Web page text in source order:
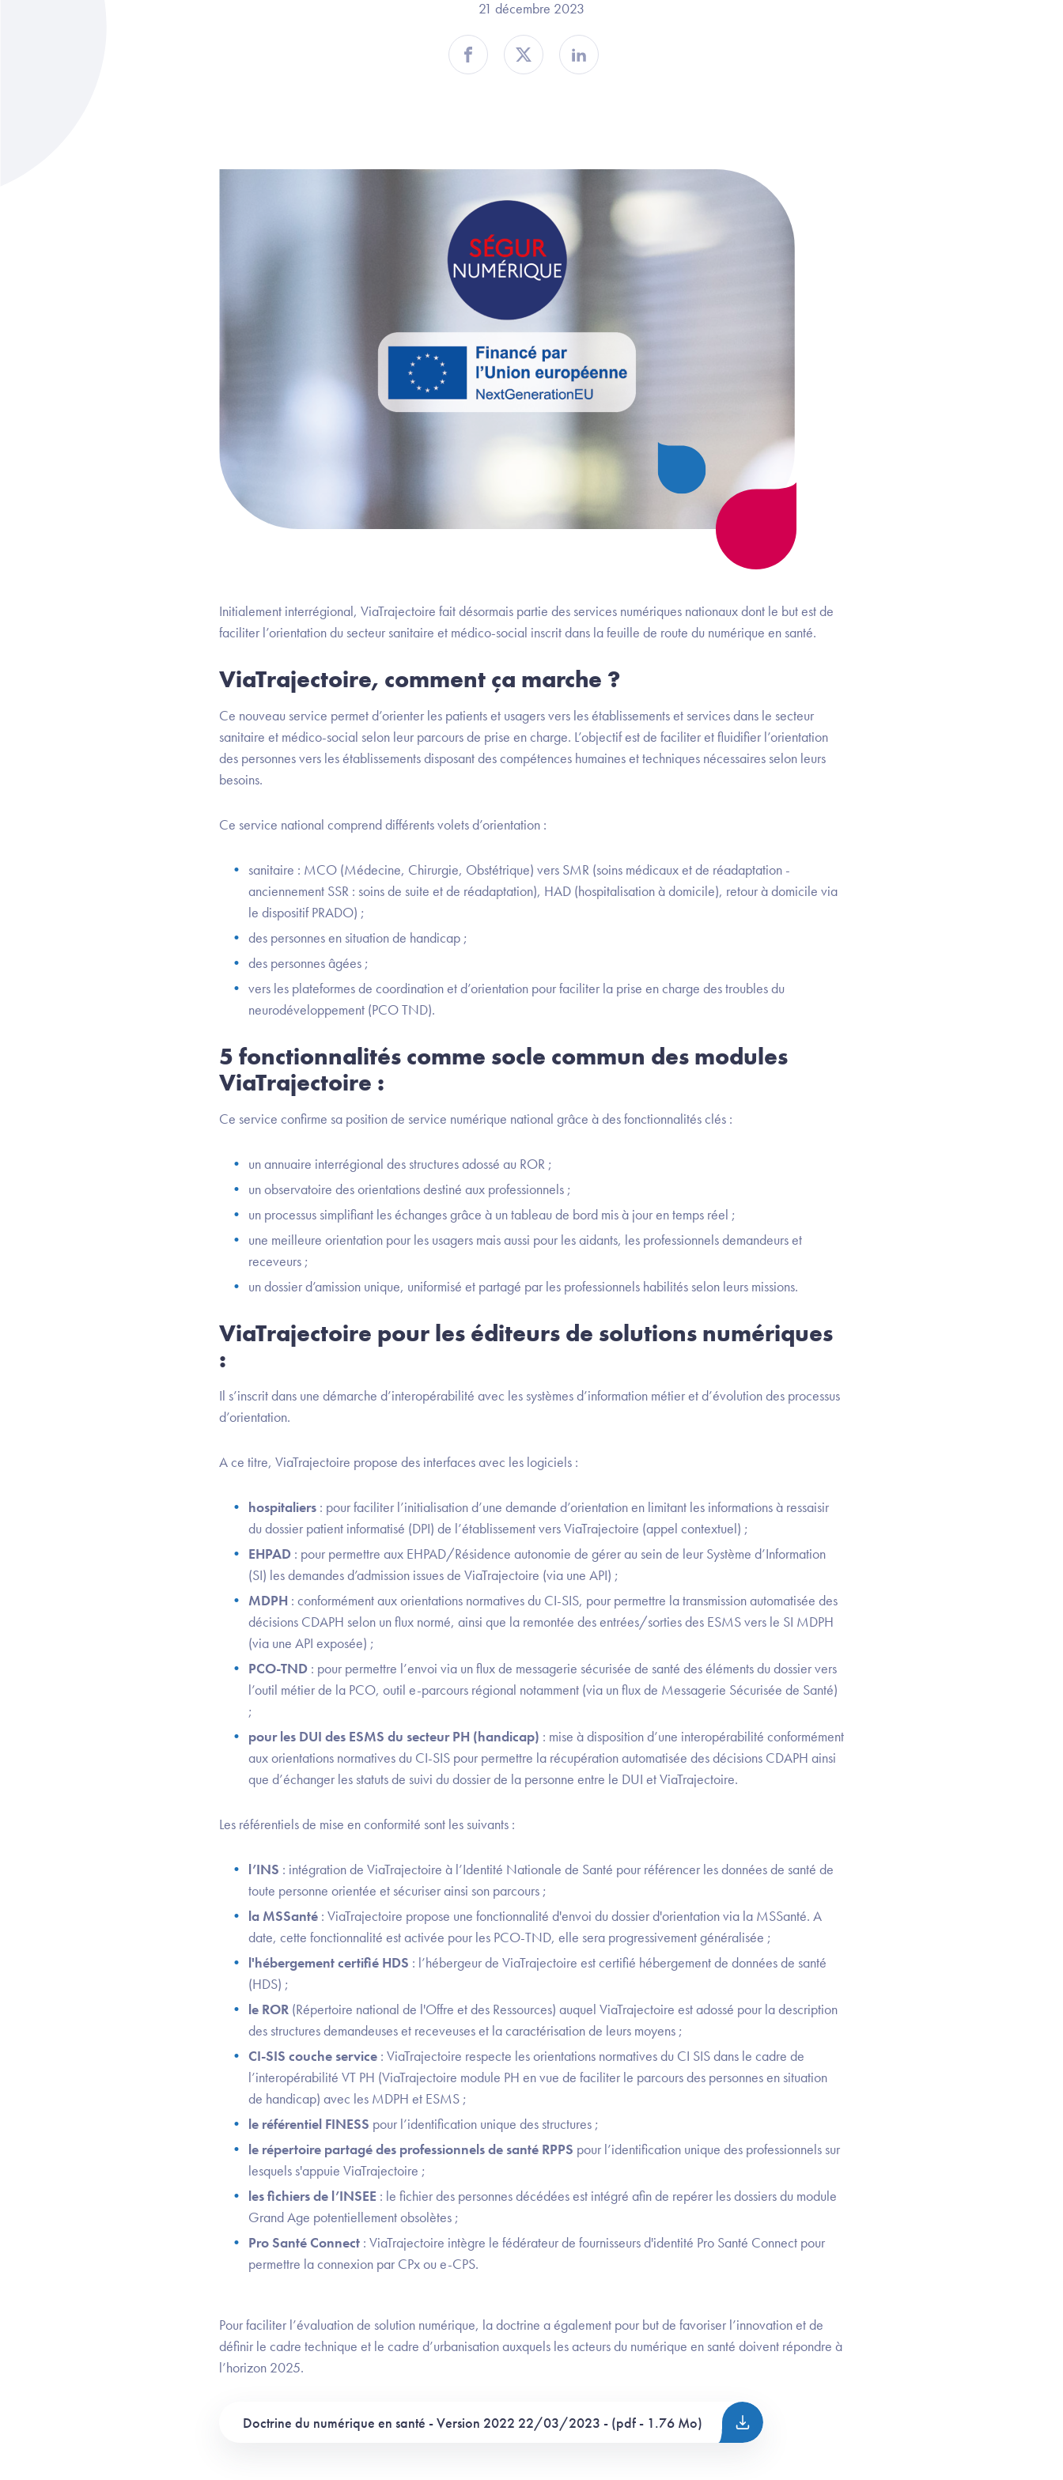
21 décembre 2023
Partager sur Facebook
Partager sur TwitterPartager sur Linkedin
Initialement interrégional, ViaTrajectoire fait désormais partie des services numériques nationaux dont le but est de
faciliter l’orientation du secteur sanitaire et médico-social inscrit dans la feuille de route du numérique en santé.
ViaTrajectoire, comment ça marche ?
Ce nouveau service permet d’orienter les patients et usagers vers les établissements et services dans le secteur
sanitaire et médico-social selon leur parcours de prise en charge. L’objectif est de faciliter et fluidifier l’orientation
des personnes vers les établissements disposant des compétences humaines et techniques nécessaires selon leurs
besoins.
Ce service national comprend différents volets d’orientation :
sanitaire : MCO (Médecine, Chirurgie, Obstétrique) vers SMR (soins médicaux et de réadaptation -
anciennement SSR : soins de suite et de réadaptation), HAD (hospitalisation à domicile), retour à domicile via
le dispositif PRADO) ;
des personnes en situation de handicap ;
des personnes âgées ;
vers les plateformes de coordination et d’orientation pour faciliter la prise en charge des troubles du
neurodéveloppement (PCO TND).
5 fonctionnalités comme socle commun des modules
ViaTrajectoire :
Ce service confirme sa position de service numérique national grâce à des fonctionnalités clés :
un annuaire interrégional des structures adossé au ROR ;
un observatoire des orientations destiné aux professionnels ;
un processus simplifiant les échanges grâce à un tableau de bord mis à jour en temps réel ;
une meilleure orientation pour les usagers mais aussi pour les aidants, les professionnels demandeurs et
receveurs ;
un dossier d’amission unique, uniformisé et partagé par les professionnels habilités selon leurs missions.
ViaTrajectoire pour les éditeurs de solutions numériques
:
Il s’inscrit dans une démarche d’interopérabilité avec les systèmes d’information métier et d’évolution des processus
d’orientation.
A ce titre, ViaTrajectoire propose des interfaces avec les logiciels :
hospitaliers : pour faciliter l’initialisation d’une demande d’orientation en limitant les informations à ressaisir
du dossier patient informatisé (DPI) de l’établissement vers ViaTrajectoire (appel contextuel) ;
EHPAD : pour permettre aux EHPAD/Résidence autonomie de gérer au sein de leur Système d’Information
(SI) les demandes d’admission issues de ViaTrajectoire (via une API) ;
MDPH : conformément aux orientations normatives du CI-SIS, pour permettre la transmission automatisée des
décisions CDAPH selon un flux normé, ainsi que la remontée des entrées/sorties des ESMS vers le SI MDPH
(via une API exposée) ;
PCO-TND : pour permettre l’envoi via un flux de messagerie sécurisée de santé des éléments du dossier vers
l’outil métier de la PCO, outil e-parcours régional notamment (via un flux de Messagerie Sécurisée de Santé)
;
pour les DUI des ESMS du secteur PH (handicap) : mise à disposition d’une interopérabilité conformément
aux orientations normatives du CI-SIS pour permettre la récupération automatisée des décisions CDAPH ainsi
que d’échanger les statuts de suivi du dossier de la personne entre le DUI et ViaTrajectoire.
Les référentiels de mise en conformité sont les suivants :
l’INS : intégration de ViaTrajectoire à l’Identité Nationale de Santé pour référencer les données de santé de
toute personne orientée et sécuriser ainsi son parcours ;
la MSSanté : ViaTrajectoire propose une fonctionnalité d'envoi du dossier d'orientation via la MSSanté. A
date, cette fonctionnalité est activée pour les PCO-TND, elle sera progressivement généralisée ;
l'hébergement certifié HDS : l’hébergeur de ViaTrajectoire est certifié hébergement de données de santé
(HDS) ;
le ROR (Répertoire national de l'Offre et des Ressources) auquel ViaTrajectoire est adossé pour la description
des structures demandeuses et receveuses et la caractérisation de leurs moyens ;
CI-SIS couche service : ViaTrajectoire respecte les orientations normatives du CI SIS dans le cadre de
l’interopérabilité VT PH (ViaTrajectoire module PH en vue de faciliter le parcours des personnes en situation
de handicap) avec les MDPH et ESMS ;
le référentiel FINESS pour l’identification unique des structures ;
le répertoire partagé des professionnels de santé RPPS pour l’identification unique des professionnels sur
lesquels s'appuie ViaTrajectoire ;
les fichiers de l’INSEE : le fichier des personnes décédées est intégré afin de repérer les dossiers du module
Grand Age potentiellement obsolètes ;
Pro Santé Connect : ViaTrajectoire intègre le fédérateur de fournisseurs d'identité Pro Santé Connect pour
permettre la connexion par CPx ou e-CPS.
Pour faciliter l’évaluation de solution numérique, la doctrine a également pour but de favoriser l’innovation et de
définir le cadre technique et le cadre d’urbanisation auxquels les acteurs du numérique en santé doivent répondre à
l’horizon 2025.
Doctrine du numérique en santé - Version 2022 22/03/2023 - (pdf - 1.76 Mo)